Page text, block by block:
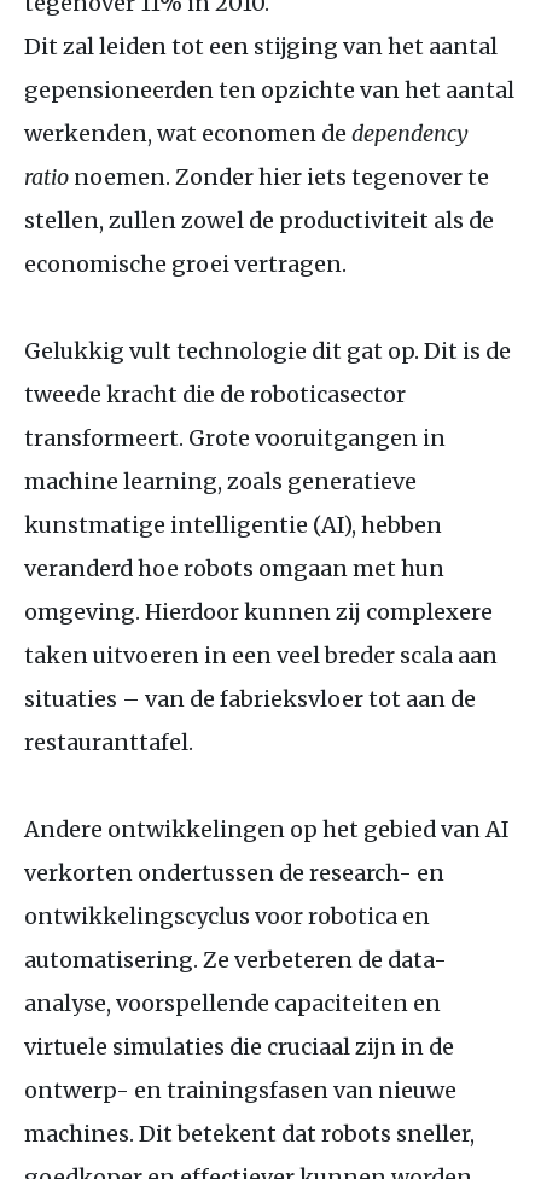
Dit zal leiden tot een stijging van het aantal
gepensioneerden ten opzichte van het aantal
werkenden, wat economen de dependency
ratio noemen. Zonder hier iets tegenover te
stellen, zullen zowel de productiviteit als de
economische groei vertragen.
Gelukkig vult technologie dit gat op. Dit is de
tweede kracht die de roboticasector
transformeert. Grote vooruitgangen in
machine learning, zoals generatieve
kunstmatige intelligentie (AI), hebben
veranderd hoe robots omgaan met hun
omgeving. Hierdoor kunnen zij complexere
taken uitvoeren in een veel breder scala aan
situaties – van de fabrieksvloer tot aan de
restauranttafel.
Andere ontwikkelingen op het gebied van AI
verkorten ondertussen de research- en
ontwikkelingscyclus voor robotica en
automatisering. Ze verbeteren de data-
analyse, voorspellende capaciteiten en
virtuele simulaties die cruciaal zijn in de
ontwerp- en trainingsfasen van nieuwe
machines. Dit betekent dat robots sneller,